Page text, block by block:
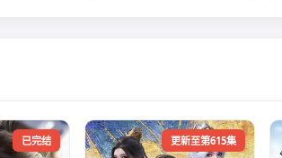
已完结 更新至第615集